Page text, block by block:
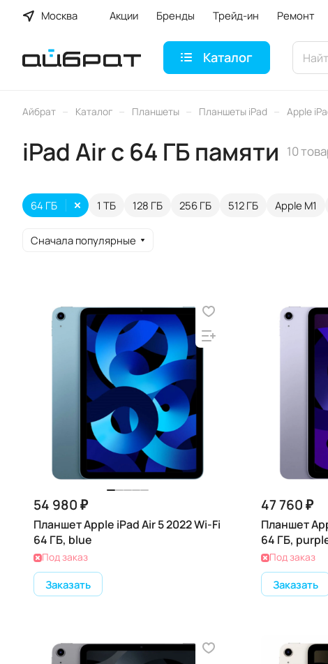
Москва Акции Бренды Трейд-ин Ремонт
Каталог
Айбрат – Каталог – Планшеты – Планшеты iPad – Apple
iPad Air с 64 ГБ памяти 10
1 ТБ
64 ГБ 128 ГБ 256 ГБ 512 ГБ Apple M1
Сначала популярные
54 980 ₽
Планшет Apple iPad Air 5 2022 Wi-Fi
64 ГБ, blue
Под заказ
Заказать
47 760 ₽
Планшет
64 ГБ,
Под заказ
Заказать